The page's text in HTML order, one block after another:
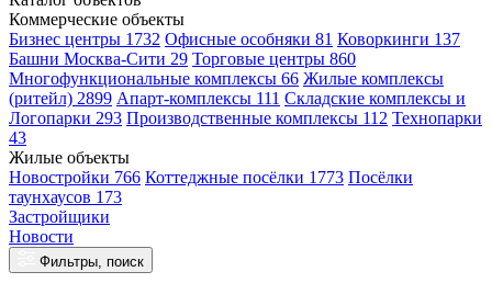
Коммерческие объекты
Бизнес центры 1732 Офисные особняки 81 Коворкинги 137
Башни Москва-Сити 29 Торговые центры 860
Многофункциональные комплексы 66 Жилые комплексы
(ритейл) 2899 Апарт-комплексы 111 Складские комплексы и
Логопарки 293 Производственные комплексы 112 Технопарки
43
Жилые объекты
Новостройки 766 Коттеджные посёлки 1773 Посёлки
таунхаусов 173
Застройщики
Новости
Фильтры, поиск